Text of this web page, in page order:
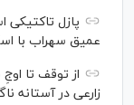
عمیق سهراب با
از توقف تا
زارعی در آستانه